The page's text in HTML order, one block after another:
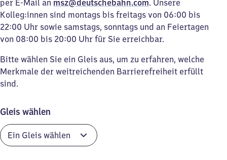
per E-Mail an msz@deutschebahn.com. Unsere
Kolleg:innen sind montags bis freitags von 06:00 bis
22:00 Uhr sowie samstags, sonntags und an Feiertagen
von 08:00 bis 20:00 Uhr für Sie erreichbar.
Bitte wählen Sie ein Gleis aus, um zu erfahren, welche
Merkmale der weitreichenden Barrierefreiheit erfüllt
sind.
Gleis wählen